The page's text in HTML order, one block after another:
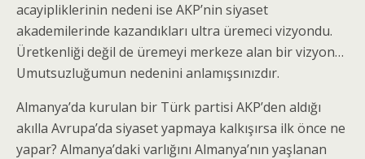
acayipliklerinin nedeni ise AKP’nin siyaset
akademilerinde kazandıkları ultra üremeci vizyondu.
Üretkenliği değil de üremeyi merkeze alan bir vizyon…
Umutsuzluğumun nedenini anlamışsınızdır.
Almanya’da kurulan bir Türk partisi AKP’den aldığı
akılla Avrupa’da siyaset yapmaya kalkışırsa ilk önce ne
yapar? Almanya’daki varlığını Almanya’nın yaşlanan